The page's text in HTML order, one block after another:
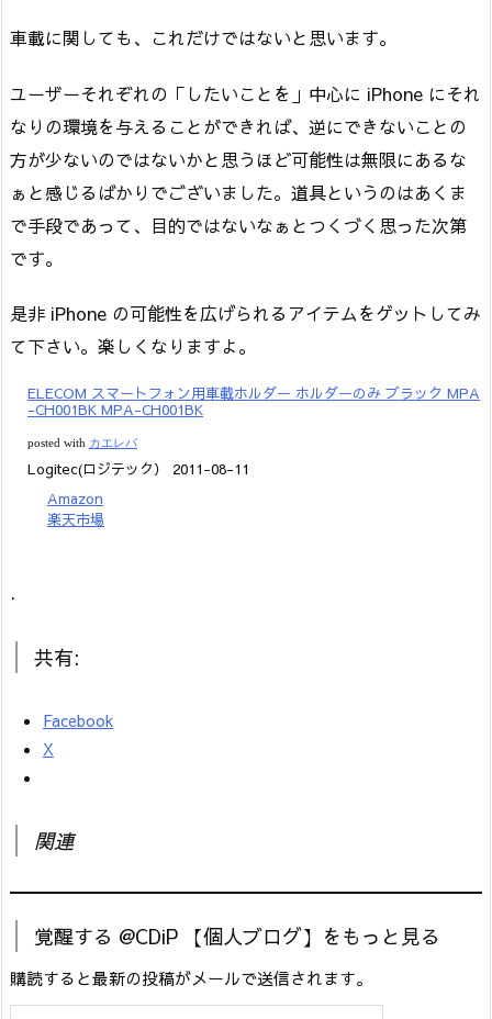
車載に関しても、これだけではないと思います。
ユーザーそれぞれの「したいことを」中心に iPhone にそれ
なりの環境を与えることができれば、逆にできないことの
方が少ないのではないかと思うほど可能性は無限にあるな
ぁと感じるばかりでございました。道具というのはあくま
で手段であって、目的ではないなぁとつくづく思った次第
です。
是非 iPhone の可能性を広げられるアイテムをゲットしてみ
て下さい。楽しくなりますよ。
ELECOM スマートフォン用車載ホルダー ホルダーのみ ブラック MPA
-CH001BK MPA-CH001BK
posted with カエレバ
Logitec(ロジテック） 2011-08-11
Amazon
楽天市場
.
共有:
Facebook
X
関連
覚醒する @CDiP 【個人ブログ】をもっと見る
購読すると最新の投稿がメールで送信されます。
メールアドレスを入力...